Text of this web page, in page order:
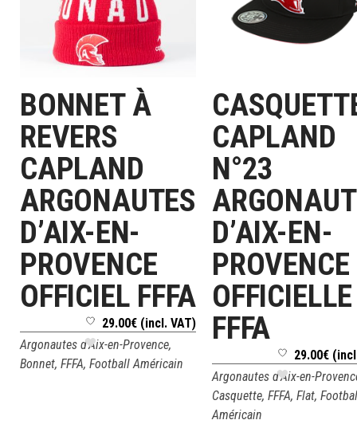
LIRE LA SUITE
BONNET À
REVERS
CAPLAND
ARGONAUTES
D’AIX-EN-
PROVENCE
OFFICIEL FFFA
29.00€ (incl. VAT)
Argonautes d'Aix-en-Provence,
Bonnet, FFFA, Football Américain
LIRE LA SUITE
CAPLAND
N°23
D’AIX-EN-
PROVENCE
OFFICIELLE
FFFA
29.00€
Argonautes d'Aix-en-
Casquette,FFFA,Flat,
Américain